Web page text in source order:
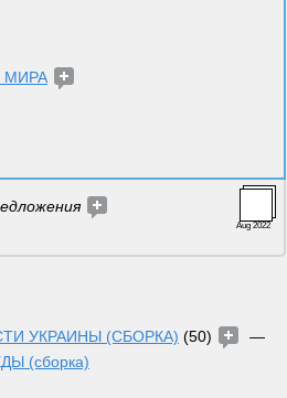
МИРА
Aug 2022
УКРАИНЫ (СБОРКА) (50)
  —
(сборка)